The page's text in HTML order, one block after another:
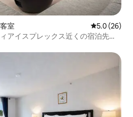
室 レビュー26
5.0 (26)
アイスプレックス近くの宿泊先